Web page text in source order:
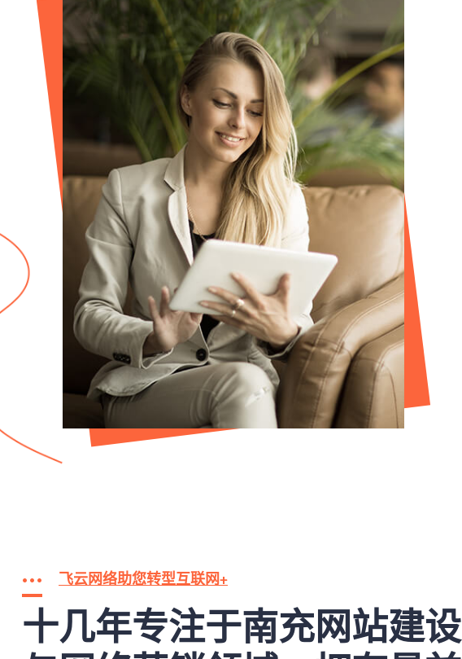
飞云网络助您转型互联网+
十几年专注于南充网站建设